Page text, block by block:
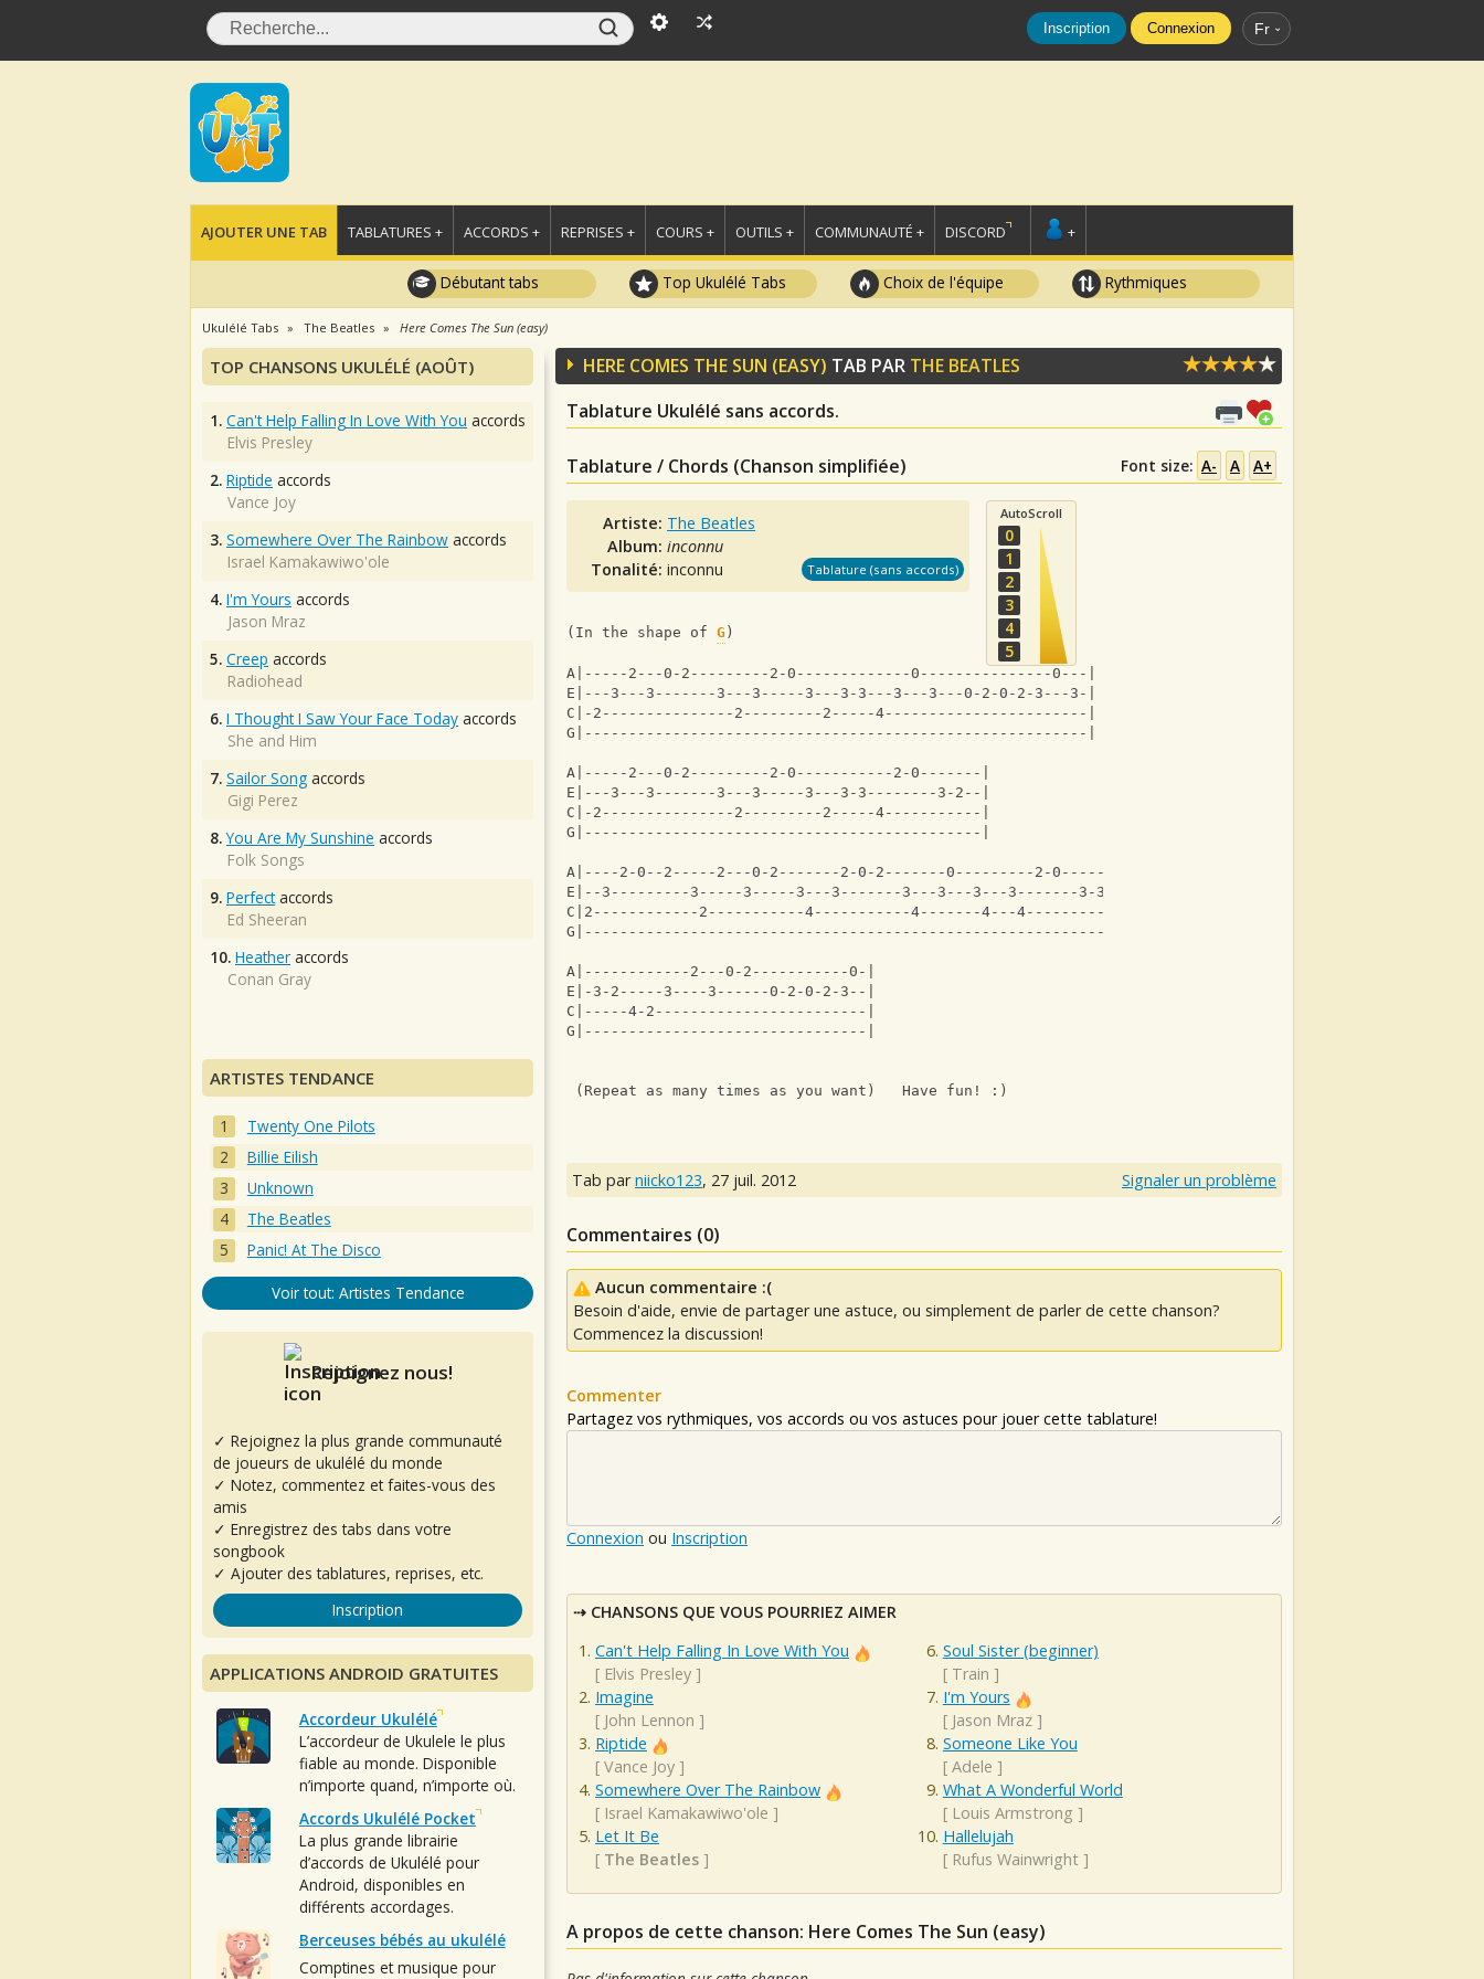
Inscription Connexion Fr
AJOUTER UNE TAB TABLATURES + ACCORDS + REPRISES + COURS + OUTILS + COMMUNAUTÉ + DISCORD +
Débutant tabs Top Ukulélé Tabs Choix de l'équipe Rythmiques
Ukulélé Tabs The Beatles Here Comes The Sun (easy)
HERE COMES THE SUN (EASY) TAB PAR THE BEATLES
Tablature Ukulélé sans accords.
Tablature / Chords (Chanson simplifiée) Font size: A- A A+
Artiste: The Beatles
Album:inconnu
Tonalité:inconnu Tablature (sans accords)
AutoScroll
0
1
2
3
4
5
(In the shape of G )
A|-----2---0-2---------2-0-------------0---------------0---|
E|---3---3-------3---3-----3---3-3---3---3---0-2-0-2-3---3-|
C|-2---------------2---------2-----4-----------------------|
A|-----2---0-2---------2-0-----------2-0-------|
E|---3---3-------3---3-----3---3-3--------3-2--|
C|-2---------------2---------2-----4-----------|
G|---------------------------------------------|
A|----2-0--2-----2---0-2-------2-0-2-------0---------2-0---------0-----0-----0-----0-
E|--3---------3-----3-----3---3-------3---3---3---3-------3-3---3-----3-----3-----3--
C|2------------2-----------4-----------4-------4---4---------4-----2-----0-----2-----
G|-----------------------------------------------------------------------------------
A|------------2---0-2-----------0-|
E|-3-2-----3----3------0-2-0-2-3--|
C|-----4-2------------------------|
G|--------------------------------|
(Repeat as many times as you want)   Have fun! :)
Tab parniicko123, 27 juil. 2012 Signaler un problème
Commentaires (0)
Aucun commentaire :(
Besoin d'aide, envie de partager une astuce, ou simplement de parler de cette chanson?
Commencez la discussion!
Commenter
Partagez vos rythmiques, vos accords ou vos astuces pour jouer cette tablature!
Connexion ou Inscription
CHANSONS QUE VOUS POURRIEZ AIMER
Can't Help Falling In Love With You
[ Elvis Presley ]
Imagine
[ John Lennon ]
Riptide
[ Vance Joy ]
Somewhere Over The Rainbow
[ Israel Kamakawiwo'ole ]
Let It Be
[ The Beatles ]
Soul Sister (beginner)
[ Train ]
I'm Yours
[ Jason Mraz]
Someone Like You
[ Adele ]
What A Wonderful World
[ Louis Armstrong ]
Hallelujah
[ Rufus Wainwright]
A propos de cette chanson: Here Comes The Sun (easy)
TOP CHANSONS UKULÉLÉ (AOÛT)
1. Can't Help Falling In Love With You accords
Elvis Presley
2. Riptide accords
Vance Joy
3. Somewhere Over The Rainbow accords
Israel Kamakawiwo'ole
4. I'm Yours accords
Jason Mraz
5. Creep accords
Radiohead
6. I Thought I Saw Your Face Today accords
She and Him
7. Sailor Song accords
Gigi Perez
8. You Are My Sunshine accords
Folk Songs
9. Perfectaccords
Ed Sheeran
10. Heather accords
Conan Gray
ARTISTES TENDANCE
Twenty One Pilots
Billie Eilish
Unknown
The Beatles
Panic! At The Disco
Voir tout: Artistes Tendance
Rejoignez nous!
✓ Rejoignez la plus grande communauté
de joueurs de ukulélé du monde
✓ Notez, commentez et faites-vous des
amis
✓ Enregistrez des tabs dans votre
songbook
✓ Ajouter des tablatures, reprises, etc.
Inscription
APPLICATIONS ANDROID GRATUITES
Accordeur Ukulélé
L’accordeur de Ukulele le plus
fiable au monde. Disponible
n’importe quand, n’importe où.
Accords Ukulélé Pocket
La plus grande librairie
d’accords de Ukulélé pour
Android, disponibles en
différents accordages.
Berceuses bébés au ukulélé
Comptines et musique pour